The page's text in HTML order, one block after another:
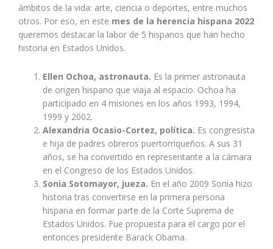
ámbitos de la vida: arte, ciencia o deportes, entre muchos
otros. Por eso, en este mes de la herencia hispana 2022
queremos destacar la labor de 5 hispanos que han hecho
historia en Estados Unidos.
Ellen Ochoa, astronauta. Es la primer astronauta
de origen hispano que viaja al espacio. Ochoa ha
participado en 4 misiones en los años 1993, 1994,
1999 y 2002.
Alexandria Ocasio-Cortez, política. Es congresista
e hija de padres obreros puertorriqueños. A sus 31
años, se ha convertido en representante a la cámara
en el Congreso de los Estados Unidos.
Sonia Sotomayor, jueza. En el año 2009 Sonia hizo
historia tras convertirse en la primera persona
hispana en formar parte de la Corte Suprema de
Estados Unidos. Fue propuesta para el cargo por el
entonces presidente Barack Obama.